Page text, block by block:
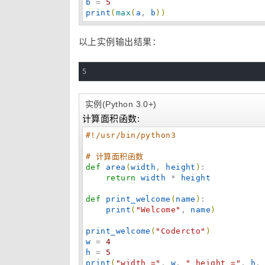
b = 5
print ( max ( a , b ) )
以上实例输出结果：
5
实例(Python 3.0+)
计算面积函数:
#!/usr/bin/python3
# 计算面积函数
def
area (width , height ) :
return
width * height
def print_welcome ( name ) :
print ( "Welcome " , name )
print_welcome ( " Codercto " )
w = 4
h = 5
print ( "width =" , w , " height = " , h ,